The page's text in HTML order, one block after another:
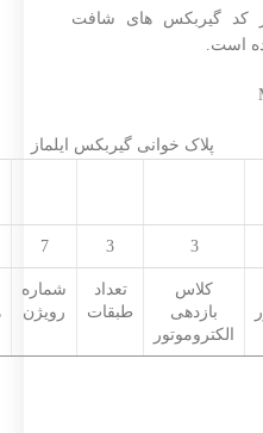
کد گیربکس های شافت
است.
پلاک خوانی گیربکس ایلماز
3
3
7
کلاس
بازدهی
الکتروموتور
تعداد
طبقات
شماره
رویژن